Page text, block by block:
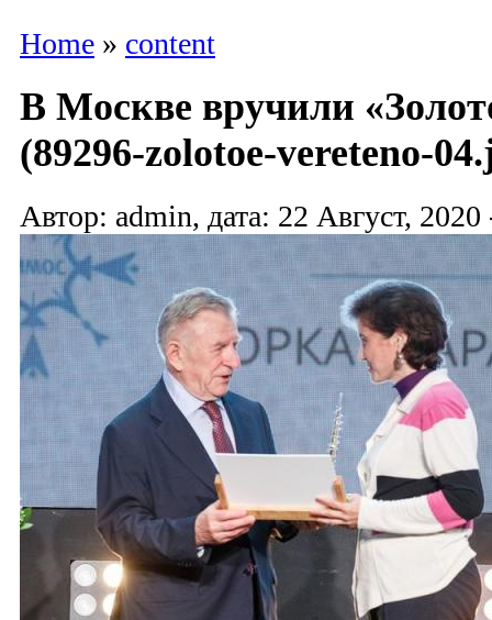
Home » content
В Москве вручили
(89296-zolotoe-vereteno-
Автор: admin, дата: 22 Август, 2020